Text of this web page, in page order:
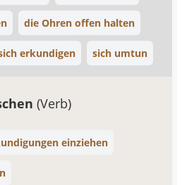
die Ohren offen halten
erkundigen sich umtun
(Verb)
einziehen